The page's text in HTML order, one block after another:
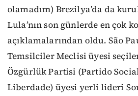
olamadım) Brezilya’da da
Lula’nın son günlerde en çok
açıklamalarından oldu. São
Temsilciler Meclisi üyesi
Özgürlük Partisi (Partido
Liberdade) üyesi yerli lideri